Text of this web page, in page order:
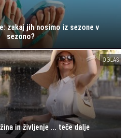
zakaj jih nosimo iz sezone v
sezono?
OGLAS
in življenje ... teče dalje